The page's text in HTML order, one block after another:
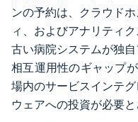
ンの予約は、クラウド
ィ、およびアナリティ
古い病院システムが独
相互運用性のギャップ
場内のサービスインテ
ウェアへの投資が必要と